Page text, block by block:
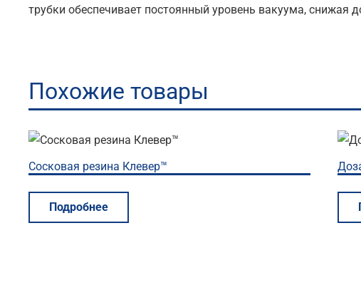
трубки обеспечивает постоянный уровень вакуума,
Похожие товары
Сосковая резина Клевер™
Подробнее